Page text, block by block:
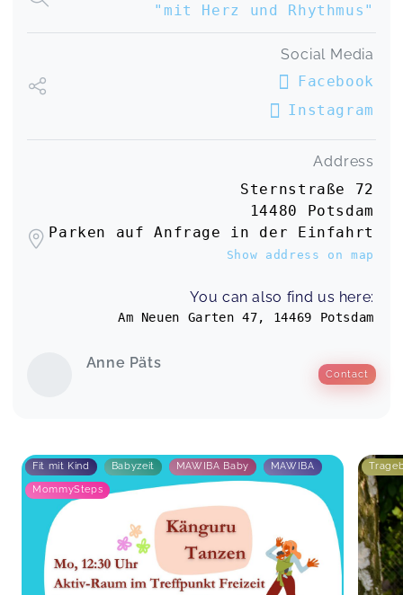
"mit Herz und Rhythmus"
Social Media
Facebook
Instagram
Address
Sternstraße 72
14480 Potsdam
Parken auf Anfrage in der Einfahrt
Show address on map
You can also find us here:
Am Neuen Garten 47, 14469 Potsdam
Anne Päts
Contact
Fit mit Kind Babyzeit MAWIBA Baby MAWIBA
MommySteps